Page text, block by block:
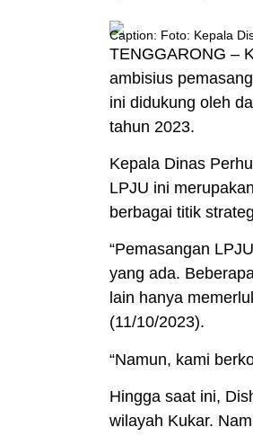
Caption: Foto: Kepala
TENGGARONG –
ambisius
ini didukung oleh
tahun 2023.
Kepala Dinas
LPJU ini
berbagai titik
“Pemasangan
yang ada.
lain hanya
(11/10/2023).
“Namun, kami
Hingga saat ini,
wilayah Kukar.